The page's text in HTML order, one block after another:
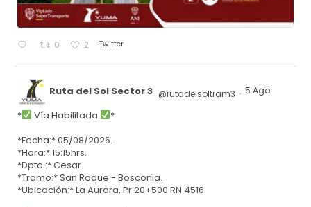
0 2 Twitter
Ruta del Sol Sector 3 @rutadelsoltram3 · 5 Ago
* Vía Habilitada
*
*Fecha:* 05/08/2026.
*Hora:* 15:15hrs.
*Dpto.:* Cesar.
*Tramo:* San Roque - Bosconia.
*Ubicación:* La Aurora, Pr 20+500 RN 4516.